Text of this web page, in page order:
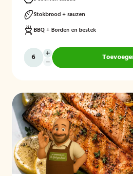
Stokbrood + sauzen
BBQ + Borden en bestek